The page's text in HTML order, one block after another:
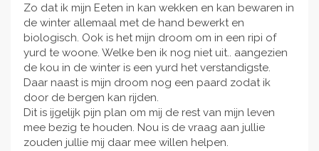
Zo dat ik mijn Eeten in kan wekken en kan bewaren in
de winter allemaal met de hand bewerkt en
biologisch. Ook is het mijn droom om in een ripi of
yurd te woone. Welke ben ik nog niet uit.. aangezien
de kou in de winter is een yurd het verstandigste.
Daar naast is mijn droom nog een paard zodat ik
door de bergen kan rijden.
Dit is ijgelijk pijn plan om mij de rest van mijn leven
mee bezig te houden. Nou is de vraag aan jullie
zouden jullie mij daar mee willen helpen.